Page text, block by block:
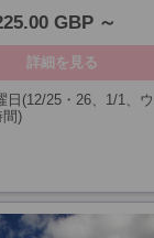
GBP
詳細を見る
日(12/25・26、1/1、
間)